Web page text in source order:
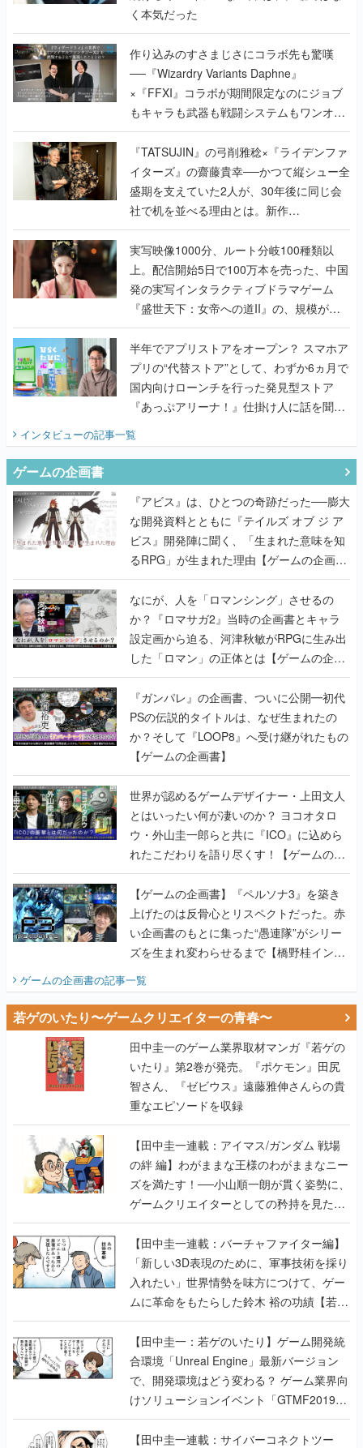
──『Wizardry Variants Daphne』
×『FFXI』コラボが期間限定なのにジョブ
もキャラも武器も戦闘システムもワンオフ
で作り込まれた理由を両ディレクターに聞
く
『TATSUJIN』の弓削雅稔×『ライデンファ
イターズ』の齋藤貴幸──かつて縦シュー全
盛期を支えていた2人が、30年後に同じ会
社で机を並べる理由とは。新作
『TATSUJIN EXTREME』で初タッグを組
んだレジェンド2人に訊く開発秘話
実写映像1000分、ルート分岐100種類以
上。配信開始5日で100万本を売った、中国
発の実写インタラクティブドラマゲーム
『盛世天下：女帝への道II』の、規模が違
うこだわりをプロデューサーに聞いた
半年でアプリストアをオープン？ スマホア
プリの“代替ストア”として、わずか6ヵ月で
国内向けローンチを行った発見型ストア
『あっぷアリーナ！』仕掛け人に話を聞い
てみた
インタビューの記事一覧
『アビス』は、ひとつの奇跡だった──膨大
な開発資料とともに『テイルズ オブ ジ ア
るRPG」が生まれた理由【ゲームの企画
書】
なにが、人を「ロマンシング」させるの
か？『ロマサガ2』当時の企画書とキャラ
設定画から迫る、河津秋敏がRPGに生み出
した「ロマン」の正体とは【ゲームの企画
書】
『ガンパレ』の企画書、ついに公開━初代
PSの伝説的タイトルは、なぜ生まれたの
か？そして『LOOP8』へ受け継がれたもの
【ゲームの企画書】
世界が認めるゲームデザイナー・上田文人
とはいったい何が凄いのか？ ヨコオタロ
ウ・外山圭一郎らと共に『ICO』に込めら
れたこだわりを語り尽くす！【ゲームの企
画書】
【ゲームの企画書】『ペルソナ3』を築き
上げたのは反骨心とリスペクトだった。赤
い企画書のもとに集った“愚連隊”がシリー
ズを生まれ変わらせるまで【橋野桂インタ
ビュー】
ゲームの企画書の記事一覧
若ゲのいたり〜ゲームクリエイターの青春〜
田中圭一のゲーム業界取材マンガ『若ゲの
いたり』第2巻が発売。『ポケモン』田尻
智さん、『ゼビウス』遠藤雅伸さんらの貴
重なエピソードを収録
【田中圭一連載：アイマス/ガンダム 戦場
の絆 編】わがままな王様のわがままなニー
ズを満たす！──小山順一朗が貫く姿勢に、
ゲームクリエイターとしての矜持を見た
【若ゲのいたり最終回】
【田中圭一連載：バーチャファイター編】
「新しい3D表現のために、軍事技術を採り
入れたい」世界情勢を味方につけて、ゲー
ムに革命をもたらした鈴木 裕の功績【若ゲ
のいたり】
【田中圭一：若ゲのいたり】ゲーム開発統
合環境「Unreal Engine」最新バージョン
で、開発環境はどう変わる？ ゲーム業界向
けソリューションイベント「GTMF2019」
に行って、より理解を深めよう【PR】
【田中圭一連載：サイバーコネクトツー
編】すべての責任はオレが取る。だから、
付いてきてくれないか──男の熱意はチーム
解散の危機を救い、『.hack』成功の活路を